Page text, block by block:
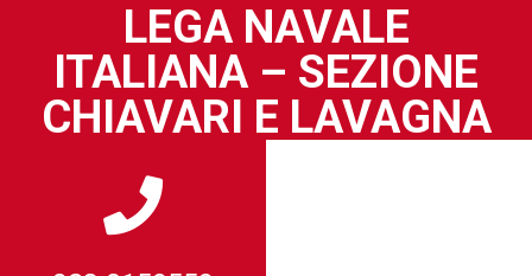
LEGA NAVALE
ITALIANA – SEZIONE
CHIAVARI E LAVAGNA